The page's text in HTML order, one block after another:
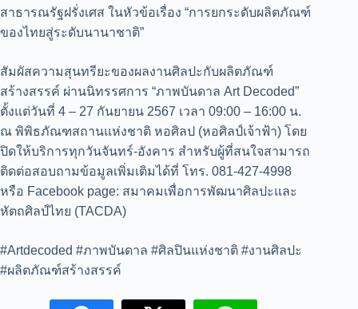
สาธารณรัฐฝรั่งเศส ในหัวข้อเรื่อง “การยกระดับผลิตภัณฑ์
ของไทยสู่ระดับนานาชาติ”
สัมผัสความสุนทรียะของผลงานศิลปะกับผลิตภัณฑ์
สร้างสรรค์ ผ่านนิทรรศการ “ภาพบันดาล Art Decoded”
ตั้งแต่วันที่ 4 – 27 กันยายน 2567 เวลา 09:00 – 16:00 น.
ณ พิพิธภัณฑสถานแห่งชาติ หอศิลป (หอศิลป์เจ้าฟ้า) โดย
ปิดให้บริการทุกวันจันทร์-อังคาร สำหรับผู้ที่สนใจสามารถ
ติดต่อสอบถามข้อมูลเพิ่มเติมได้ที่ โทร. 081-427-4998
หรือ Facebook page: สมาคมเพื่อการพัฒนาศิลปะและ
หัตถศิลป์ไทย (TACDA)
#Artdecoded #ภาพบันดาล #ศิลปินแห่งชาติ #งานศิลปะ
#ผลิตภัณฑ์สร้างสรรค์